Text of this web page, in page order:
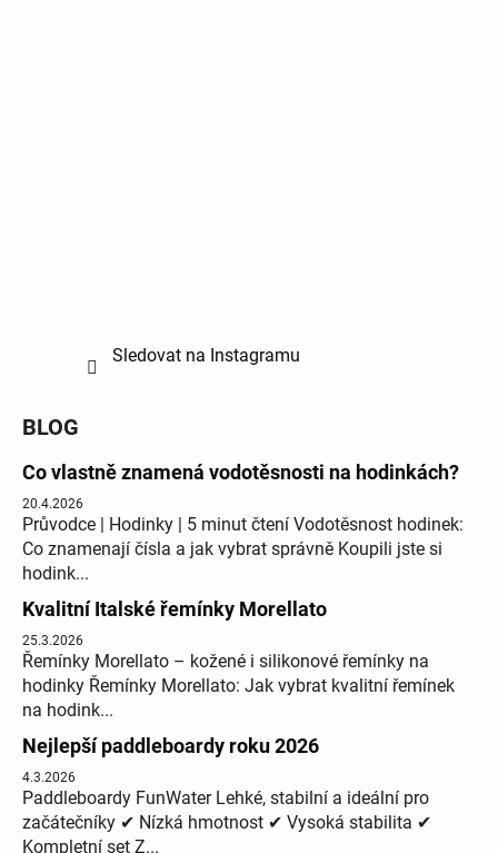
Sledovat na Instagramu
BLOG
Co vlastně znamená vodotěsnosti na hodinkách?
20.4.2026
Průvodce | Hodinky | 5 minut čtení Vodotěsnost hodinek:
Co znamenají čísla a jak vybrat správně Koupili jste si
hodink...
Kvalitní Italské řemínky Morellato
25.3.2026
Řemínky Morellato – kožené i silikonové řemínky na
hodinky Řemínky Morellato: Jak vybrat kvalitní řemínek
na hodink...
Nejlepší paddleboardy roku 2026
4.3.2026
Paddleboardy FunWater Lehké, stabilní a ideální pro
začátečníky ✔ Nízká hmotnost ✔ Vysoká stabilita ✔
Kompletní set Z...